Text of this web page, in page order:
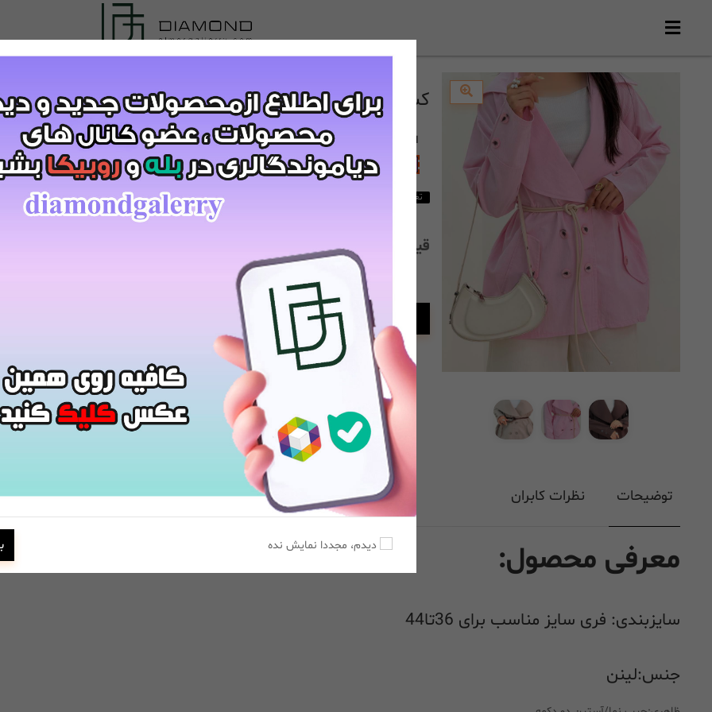
کت چهار دکمه(119)کد:7264
انتخاب
صورتی
تعداد 2 از این محصول باقی مانده است
قیمت: 899,000تومان
افزودن به سبد خرید
توضیحات نظرات کابران
معرفی محصول:
سایزبندی: فری سایز مناسب برای 36تا44
جنس:لینن
دیدم، مجددا نمایش نده